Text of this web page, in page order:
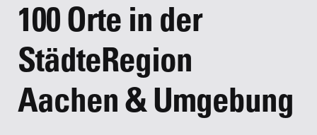
100 Orte in der
StädteRegion
Aachen & Umgebung